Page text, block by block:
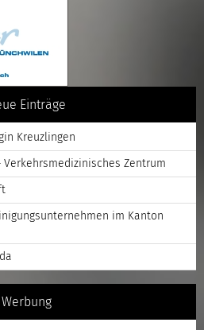
Einträge
Kreuzlingen
Verkehrsmedizinisches Zentrum
im Kanton
Werbung